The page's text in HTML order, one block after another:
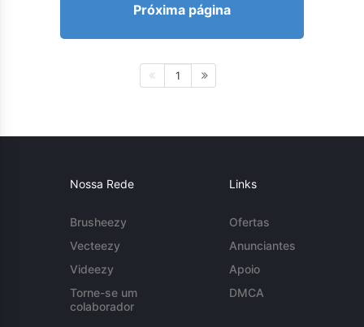
Próxima página
1
Nossa Rede
Brusheezy
Vecteezy
Videezy
Torne-se um
colaborador
Links
Ofertas
Anunciantes
Apoio
DMCA